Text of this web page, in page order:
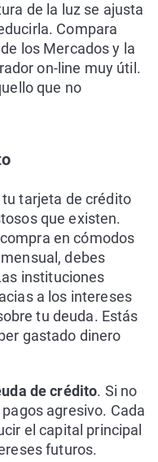
de la luz se ajusta
Compara
los Mercados y la
on-line muy útil.
que no
tarjeta de crédito
que existen.
en cómodos
debes
instituciones
a los intereses
tu deuda. Estás
gastado dinero
de crédito. Si no
agresivo. Cada
el capital principal
futuros.